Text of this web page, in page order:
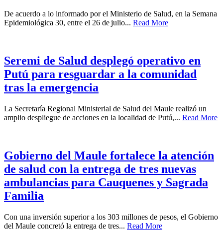
De acuerdo a lo informado por el Ministerio de Salud, en la Semana
Epidemiológica 30, entre el 26 de julio... Read More
Seremi de Salud desplegó operativo en
Putú para resguardar a la comunidad
tras la emergencia
La Secretaría Regional Ministerial de Salud del Maule realizó un
amplio despliegue de acciones en la localidad de Putú,... Read More
Gobierno del Maule fortalece la atención
de salud con la entrega de tres nuevas
ambulancias para Cauquenes y Sagrada
Familia
Con una inversión superior a los 303 millones de pesos, el Gobierno
del Maule concretó la entrega de tres... Read More